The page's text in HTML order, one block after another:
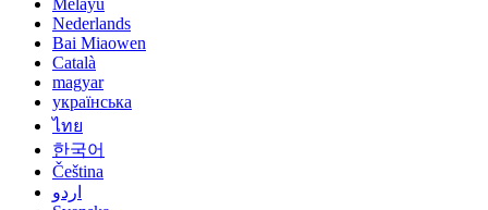
Melayu
Nederlands
Bai Miaowen
Català
magyar
українська
ไทย
한국어
Čeština
اردو